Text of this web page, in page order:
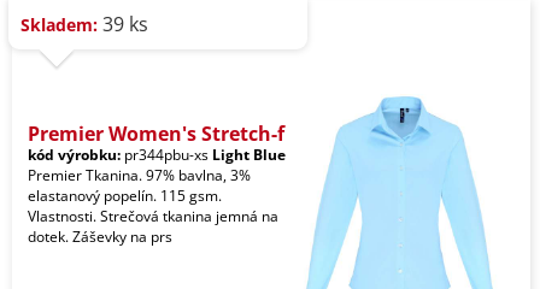
Skladem: 39 ks
Premier Women's Stretch-f
kód výrobku: pr344pbu-xs Light Blue
Premier Tkanina. 97% bavlna, 3%
elastanový popelín. 115 gsm.
Vlastnosti. Strečová tkanina jemná na
dotek. Záševky na prs